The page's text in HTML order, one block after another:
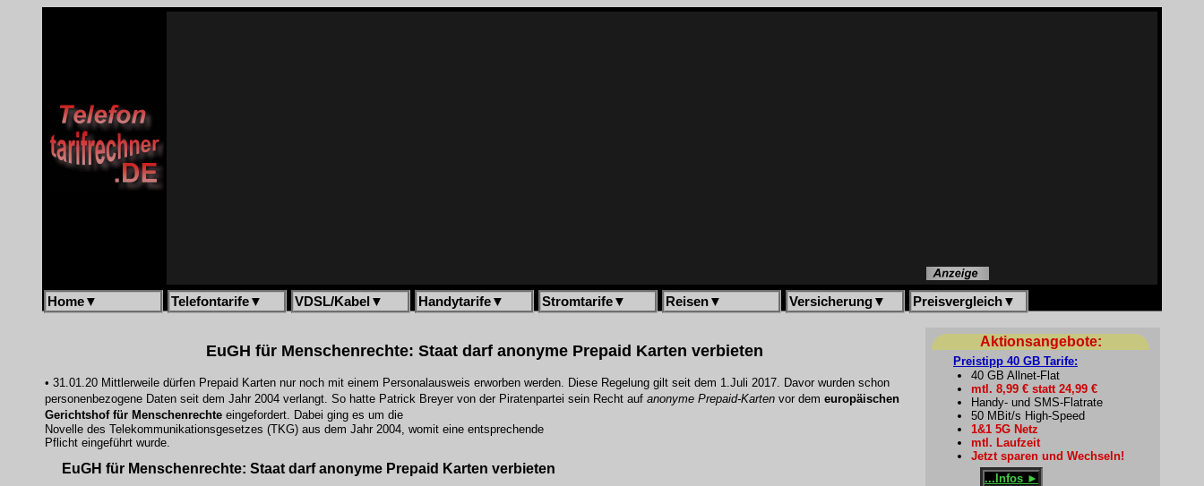
Home▼ Telefontarife▼ VDSL/Kabel ▼ Handytarife▼ Stromtarife▼ Reisen▼ Versicherung▼ Preisvergleich▼
EuGH für Menschenrechte: Staat darf anonyme Prepaid Karten verbieten
• 31.01.20 Mittlerweile dürfen Prepaid Karten nur noch mit einem Personalausweis erworben werden. Diese Regelung gilt seit dem 1.Juli 2017. Davor wurden schon
personenbezogene Daten seit dem Jahr 2004 verlangt. So hatte Patrick Breyer von der Piratenpartei sein Recht auf anonyme Prepaid-Karten vor dem europäischen
Gerichtshof für Menschenrechte eingefordert. Dabei ging es um die
Novelle des Telekommunikationsgesetzes (TKG) aus dem Jahr 2004, womit eine entsprechende
Pflicht eingeführt wurde.
EuGH für Menschenrechte: Staat darf anonyme Prepaid Karten verbieten
Aktionsangebote:
Preistipp 40 GB Tarife:
40 GB Allnet-Flat
mtl. 8,99 € statt 24,99 €
Handy- und SMS-Flatrate
50 MBit/s High-Speed
1&1 5G Netz
mtl. Laufzeit
Jetzt sparen und Wechseln!
...Infos ►